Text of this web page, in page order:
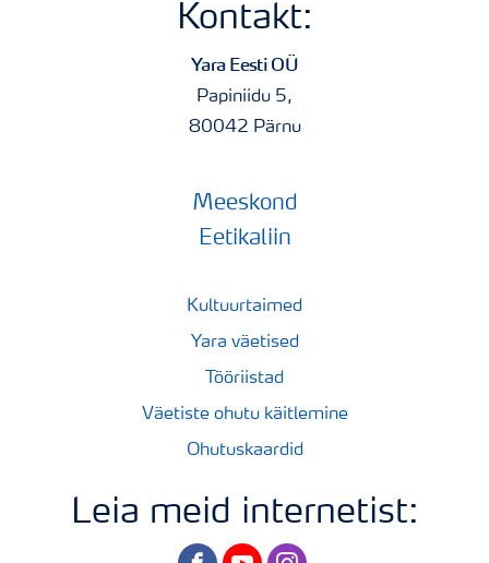
Kontakt:
Yara Eesti OÜ
Papiniidu 5,
80042 Pärnu
Meeskond
Eetikaliin
Kultuurtaimed
Yara väetised
Tööriistad
Väetiste ohutu käitlemine
Ohutuskaardid
Leia meid internetist:
facebookyoutubeinstagram